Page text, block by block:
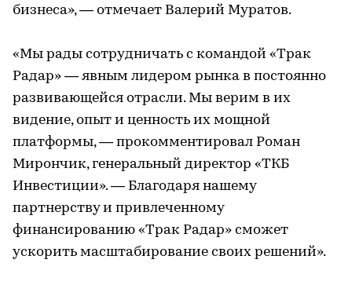
бизнеса», — отмечает Валерий Муратов.
«Мы рады сотрудничать с командой «Трак
Радар» — явным лидером рынка в постоянно
развивающейся отрасли. Мы верим в их
видение, опыт и ценность их мощной
платформы, — прокомментировал Роман
Мирончик, генеральный директор «ТКБ
Инвестиции». — Благодаря нашему
партнерству и привлеченному
финансированию «Трак Радар» сможет
ускорить масштабирование своих решений».